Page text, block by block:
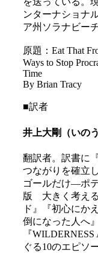
ンターナショナ
ア州ソラナビー
原題：Eat That
Ways to Stop
Time
By Brian Tracy
■訳者
井上大剛（いの
翻訳者。訳書に
つながりを確立
ゴールだけ―ポ
版 大きく考え
ド』『初心にか
倒になった人へ
『
ぐる10のエピソ